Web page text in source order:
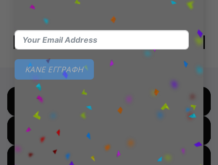
ΚΑΝΕ ΕΓΓΡΑΦΗ
ΔΙΑΒΆΣΤΕ ΠΕΡΙΣΣΌΤΕΡΑ
Ahsoka- Grand Admiral
SHOP BY BRANDS
SHOP FOR HOT DEALS
SHOP BY NEW ARRIVALS